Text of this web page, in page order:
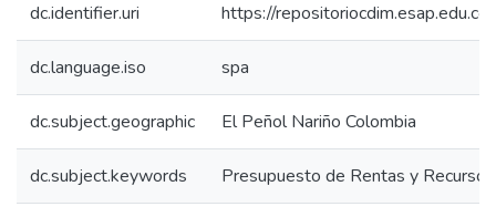
dc.identifier.uri https://
dc.language.iso spa
dc.subject.geographic El Peñol Nariño Colombia
dc.subject.keywords Presupuesto de Rentas y